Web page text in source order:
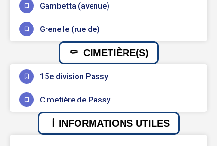
Gambetta (avenue)
Grenelle (rue de)
CIMETIÈRE(S)
15e division Passy
Cimetière de Passy
INFORMATIONS UTILES